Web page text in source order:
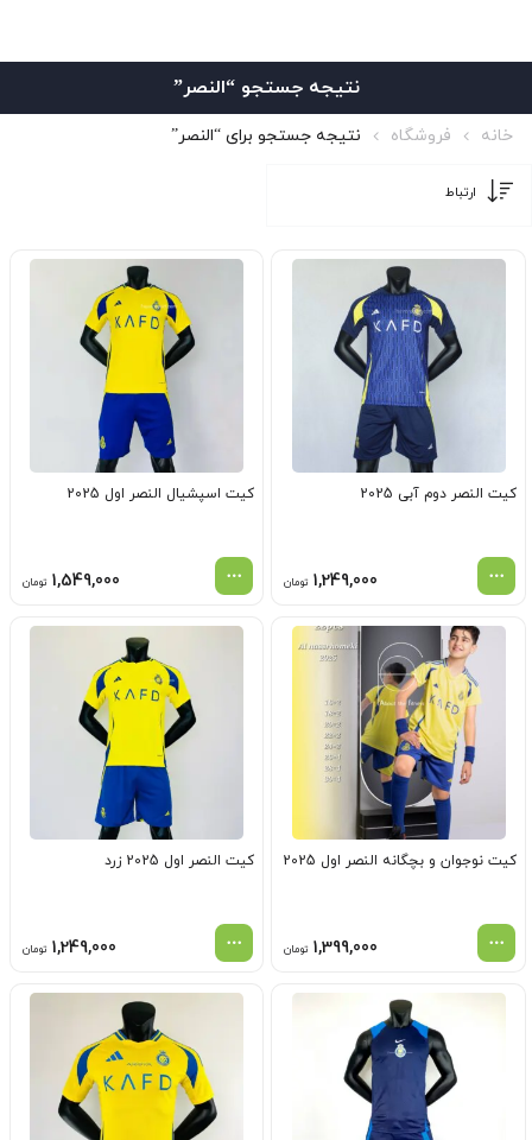
نتیجه جستجو “النصر”
خانه فروشگاه نتیجه جستجو برای “النصر”
کیت النصر دوم آبی 2025
1,249,000 تومان
کیت اسپشیال النصر اول 2025
1,549,000 تومان
کیت نوجوان و بچگانه النصر اول 2025
1,399,000 تومان
کیت النصر اول 2025 زرد
1,249,000 تومان